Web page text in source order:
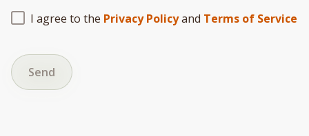
I agree to the Privacy Policyand Terms of Service
Send